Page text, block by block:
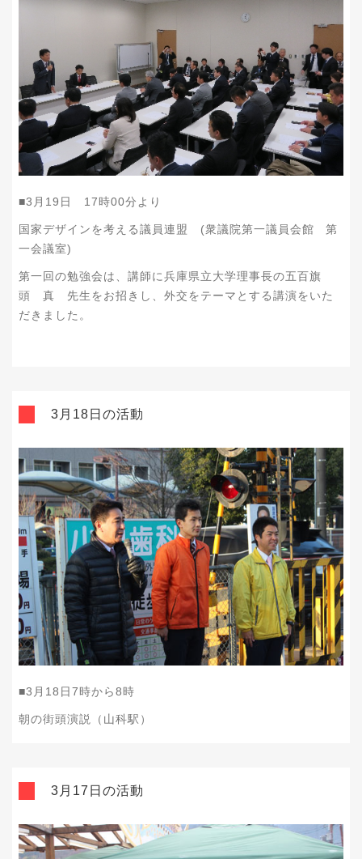
■3月19日 17時00分より
国家デザインを考える議員連盟 (衆議院第一議員会館 第
一会議室)
第一回の勉強会は、講師に兵庫県立大学理事長の五百旗
頭 真 先生をお招きし、外交をテーマとする講演をいた
だきました。
3月18日の活動
■3 月 18 日7時から8時
朝の街頭演説（山科駅）
3月17日の活動